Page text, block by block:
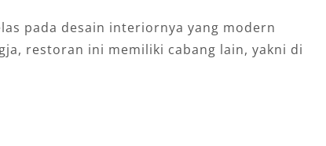
pada desain interiornya yang modern
restoran ini memiliki cabang lain, yakni di